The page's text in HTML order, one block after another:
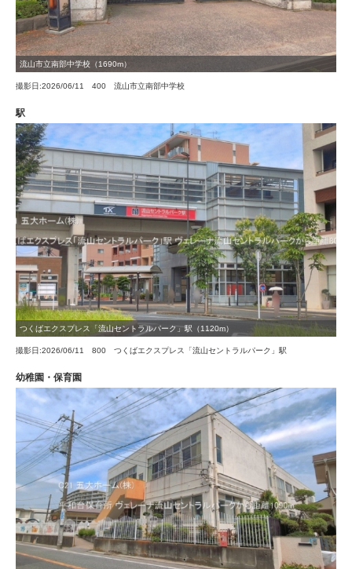
流山市立南部中学校（1690m）
撮影日:2026/06/11 400 流山市立南部中学校
駅
つくばエクスプレス「流山セントラルパーク」駅（1120m）
撮影日:2026/06/11 800 つくばエクスプレス「流山セントラルパーク」駅
幼稚園・保育園